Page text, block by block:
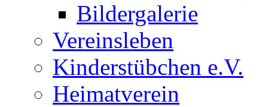
Bildergalerie
Vereinsleben
Kinderstübchen e.V.
Heimatverein